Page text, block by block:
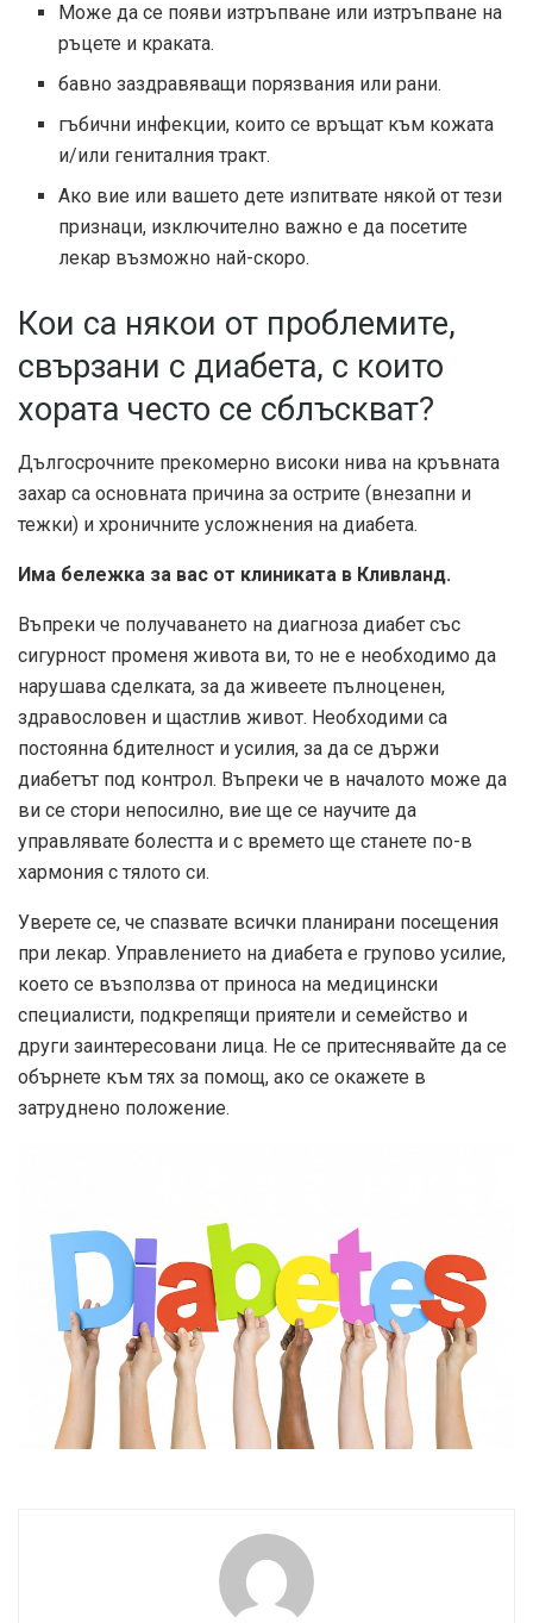
Може да се появи изтръпване или изтръпване на
ръцете и краката.
бавно заздравяващи порязвания или рани.
гъбични инфекции, които се връщат към кожата
и/или гениталния тракт.
Ако вие или вашето дете изпитвате някой от тези
признаци, изключително важно е да посетите
лекар възможно най-скоро.
Кои са някои от проблемите,
свързани с диабета, с които
хората често се сблъскват?
Дългосрочните прекомерно високи нива на кръвната
захар са основната причина за острите (внезапни и
тежки) и хроничните усложнения на диабета.
Има бележка за вас от клиниката в Кливланд.
Въпреки че получаването на диагноза диабет със
сигурност променя живота ви, то не е необходимо да
нарушава сделката, за да живеете пълноценен,
здравословен и щастлив живот. Необходими са
постоянна бдителност и усилия, за да се държи
диабетът под контрол. Въпреки че в началото може да
ви се стори непосилно, вие ще се научите да
управлявате болестта и с времето ще станете по-в
хармония с тялото си.
Уверете се, че спазвате всички планирани посещения
при лекар. Управлението на диабета е групово усилие,
което се възползва от приноса на медицински
специалисти, подкрепящи приятели и семейство и
други заинтересовани лица. Не се притеснявайте да се
обърнете към тях за помощ, ако се окажете в
затруднено положение.